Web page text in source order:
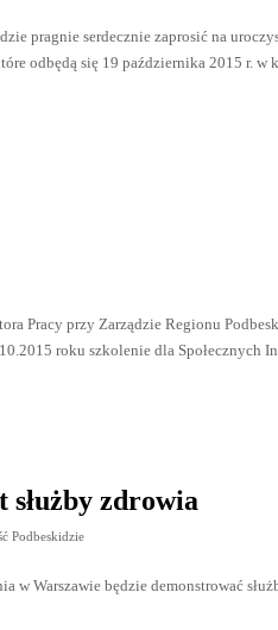
pragnie serdecznie zaprosić na
odbędą się 19 października 2015 r. w
Pracy przy Zarządzie Regionu
roku szkolenie dla Społecznych
służby zdrowia
Podbeskidzie
w Warszawie będzie demonstrować